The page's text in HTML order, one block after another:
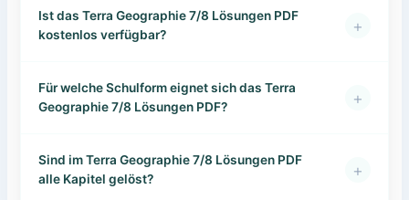
Ist das Terra Geographie 7/8 Lösungen PDF
kostenlos verfügbar?
+
Für welche Schulform eignet sich das Terra
Geographie 7/8 Lösungen PDF?
+
Sind im Terra Geographie 7/8 Lösungen PDF
alle Kapitel gelöst?
+